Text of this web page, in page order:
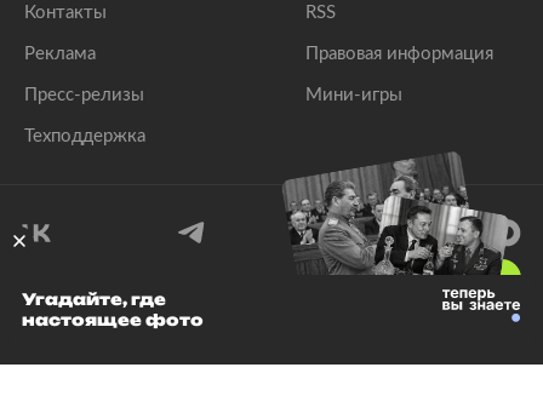
Контакты
Реклама
Пресс-релизы
Техподдержка
RSS
Правовая информация
Мини-игры
© 1999–2026 Все права защищены.
Угадайте, где
настоящее фото